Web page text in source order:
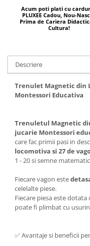
Acum poti plati cu
PLUXEE Cadou, Nou-
Prima de Cariera
Cultura!
Descriere
Trenulet Magnetic din
Montessori Educativa
Trenuletul Magnetic
jucarie Montessori
care fac primii pasi in
locomotiva si 27 de
1 - 20 si semne
Fiecare vagon este
celelalte piese.
Fiecare piesa este dotata
poate fi plimbat cu
✅ Avantaje si beneficii